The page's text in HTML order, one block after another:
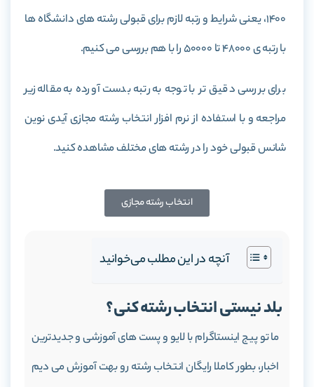
1400، یعنی شرایط و رتبه لازم برای قبولی رشته های دانشگاه ها
با رتبه ی 48000 تا 50000 را با هم بررسی می کنیم.
برای بررسی دقیق تر با توجه به رتبه بدست آورده به مقاله زیر
مراجعه و با استفاده از نرم افزار انتخاب رشته مجازی آیدی نوین
شانس قبولی خود را در رشته های مختلف مشاهده کنید.
انتخاب رشته مجازی
آنچه در این مطلب می‌خوانید
بلد نیستی انتخاب رشته کنی؟
ما تو پیج اینستاگرام با لایو و پست های آموزشی و جدیدترین
اخبار، بطور کاملا رایگان انتخاب رشته رو بهت آموزش می دیم